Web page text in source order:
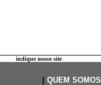
indique nosso site
QUEM SOMOS